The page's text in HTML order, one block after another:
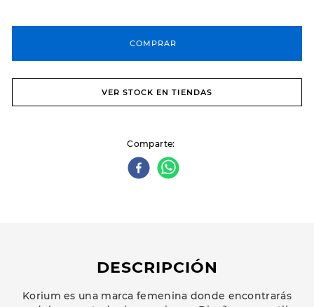
COMPRAR
VER STOCK EN TIENDAS
Comparte
DESCRIPCIÓN
Korium es una marca femenina donde encontrarás